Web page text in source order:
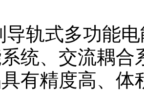
导轨式多功能
统、交流耦合
有精度高、体